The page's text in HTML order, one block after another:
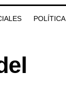
POLÍTICA